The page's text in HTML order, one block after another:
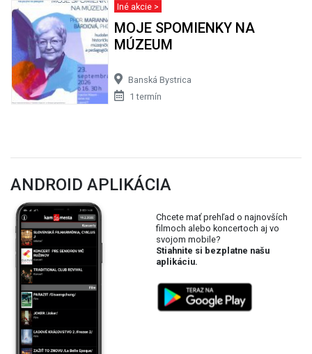
Iné akcie >
MOJE SPOMIENKY NA
MÚZEUM
Banská Bystrica
1 termín
ANDROID APLIKÁCIA
Chcete mať prehľad o najnovších
filmoch alebo koncertoch aj vo
svojom mobile?
Stiahnite si bezplatne našu
aplikáciu.